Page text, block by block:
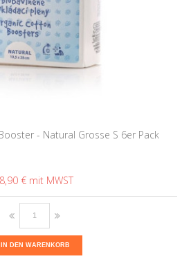
- Natural Grosse S 6er Pack
8,90 €
IN DEN WARENKORB